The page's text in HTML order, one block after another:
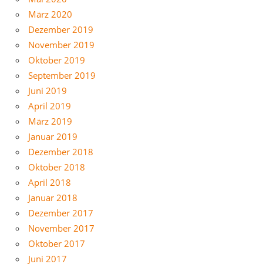
März 2020
Dezember 2019
November 2019
Oktober 2019
September 2019
Juni 2019
April 2019
März 2019
Januar 2019
Dezember 2018
Oktober 2018
April 2018
Januar 2018
Dezember 2017
November 2017
Oktober 2017
Juni 2017